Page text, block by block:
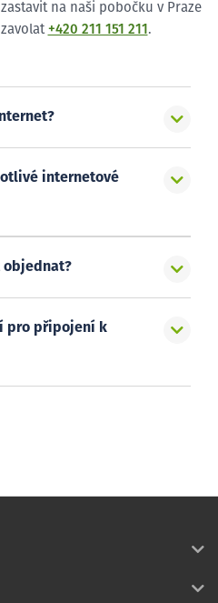
na naši pobočku v Praze
+420 211 151 211 .
internetové
objednat?
pro připojení k